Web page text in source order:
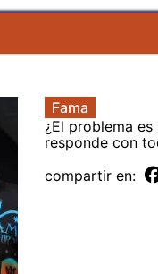
Fama
¿El problema
responde con
compartir en: